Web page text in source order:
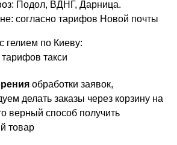
Подол, ВДНГ, Дарница.
согласно тарифов Новой почты
с гелием по Киеву:
тарифов такси
обработки заявок,
делать заказы через корзину на
верный способ получить
товар